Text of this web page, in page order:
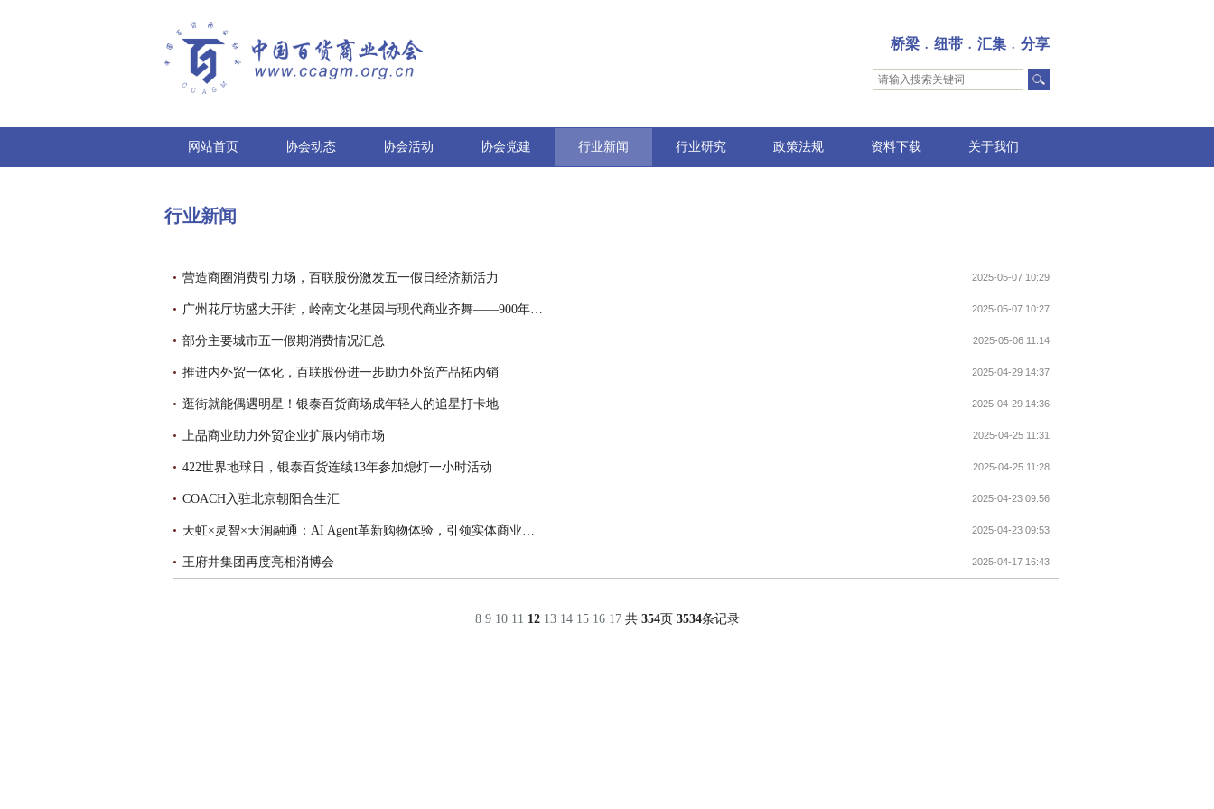
桥梁﹒纽带﹒汇集﹒分享
网站首页 协会动态 协会活动 协会党建 行业新闻 行业研究 政策法规 资料下载 关于我们
行业新闻
营造商圈消费引力场，百联股份激发五一假日经济新活力 2025-05-07 10:29
广州花厅坊盛大开街，岭南文化基因与现代商业齐舞——900年古村“修旧如旧”，打造岭南文商旅新地标 2025-05-07 10:27
部分主要城市五一假期消费情况汇总 2025-05-06 11:14
推进内外贸一体化，百联股份进一步助力外贸产品拓内销 2025-04-29 14:37
逛街就能偶遇明星！银泰百货商场成年轻人的追星打卡地 2025-04-29 14:36
上品商业助力外贸企业扩展内销市场 2025-04-25 11:31
422世界地球日，银泰百货连续13年参加熄灯一小时活动 2025-04-25 11:28
COACH入驻北京朝阳合生汇 2025-04-23 09:56
天虹×灵智×天润融通：AI Agent革新购物体验，引领实体商业智能升级 2025-04-23 09:53
王府井集团再度亮相消博会 2025-04-17 16:43
8 9 10 11 12 13 14 15 16 17 共 354页 3534条记录